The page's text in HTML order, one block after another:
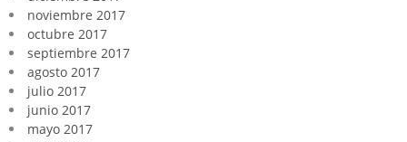
noviembre 2017
octubre 2017
septiembre 2017
agosto 2017
julio 2017
junio 2017
mayo 2017